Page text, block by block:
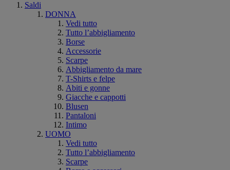
Saldi
DONNA
Vedi tutto
Tutto l’abbigliamento
Borse
Accessorie
Scarpe
Abbigliamento da mare
T-Shirts e felpe
Abiti e gonne
Giacche e cappotti
Blusen
Pantaloni
Intimo
UOMO
Vedi tutto
Tutto l’abbigliamento
Scarpe